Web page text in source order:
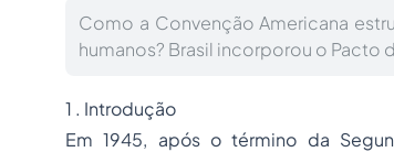
Como a Convenção Americana
humanos? Brasil incorporou o Pacto
1 . Introdução
Em 1945, após o término da